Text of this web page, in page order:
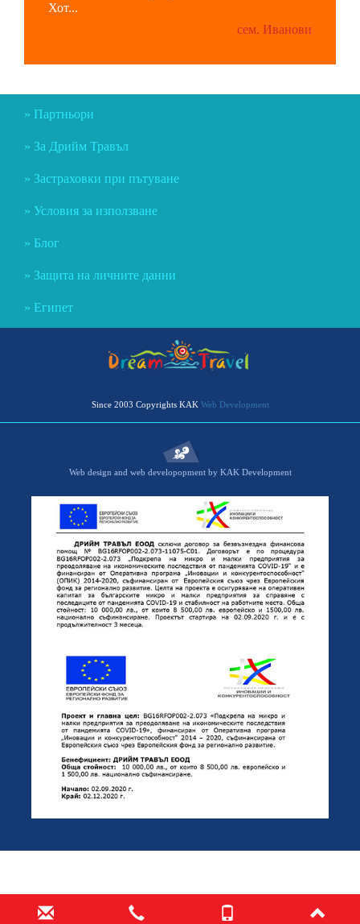
Хот...
сем. Иванови
Партньори
За Дрийм Травъл
Застраховки при пътуване
Условия за използване
Блог
Защита на личните данни
Египет
Since 2003 Copyrights KAK Web Development
Web design and web developopment by KAK Development